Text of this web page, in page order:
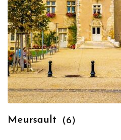
Meursault (6)